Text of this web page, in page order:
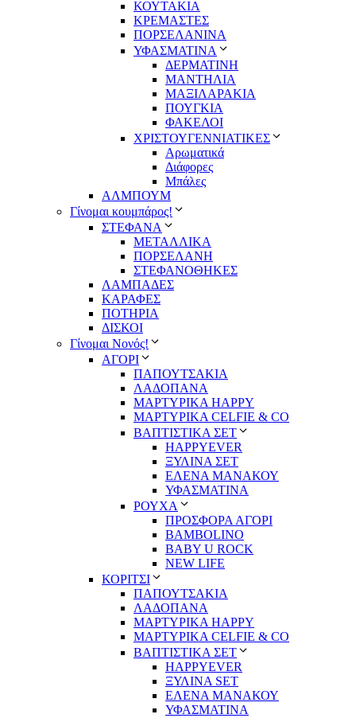
ΚΟΥΤΑΚΙΑ
ΚΡΕΜΑΣΤΕΣ
ΠΟΡΣΕΛΑΝΙΝΑ
ΥΦΑΣΜΑΤΙΝA
ΔΕΡΜΑΤΙΝΗ
ΜΑΝΤΗΛΙΑ
ΜΑΞΙΛΑΡΑΚΙΑ
ΠΟΥΓΚΙΑ
ΦΑΚΕΛΟΙ
ΧΡΙΣΤΟΥΓΕΝΝΙΑΤΙΚΕΣ
Αρωματικά
Διάφορες
Μπάλες
ΑΛΜΠΟΥΜ
Γίνομαι κουμπάρος!
ΣΤΕΦΑΝΑ
ΜΕΤΑΛΛΙΚΑ
ΠΟΡΣΕΛΑΝΗ
ΣΤΕΦΑΝΟΘΗΚΕΣ
ΛΑΜΠΑΔΕΣ
ΚΑΡΑΦΕΣ
ΠΟΤΗΡΙΑ
ΔΙΣΚΟΙ
Γίνομαι Νονός!
ΑΓΟΡΙ
ΠΑΠΟΥΤΣΑΚΙΑ
ΛΑΔΟΠΑΝΑ
ΜΑΡΤΥΡΙΚΑ HAPPY
ΜΑΡΤΥΡΙΚΑ CELFIE & CO
ΒΑΠΤΙΣΤΙΚΑ ΣΕΤ
HAPPYEVER
ΞΥΛΙΝΑ ΣΕΤ
ΕΛΕΝΑ ΜΑΝΑΚΟΥ
ΥΦΑΣΜΑΤΙΝΑ
ΡΟΥΧΑ
ΠΡΟΣΦΟΡΑ ΑΓΟΡΙ
BAMBOLINO
BABY U ROCK
NEW LIFE
ΚΟΡΙΤΣΙ
ΠΑΠΟΥΤΣΑΚΙΑ
ΛΑΔΟΠΑΝΑ
ΜΑΡΤΥΡΙΚΑ HAPPY
ΜΑΡΤΥΡΙΚΑ CELFIE & CO
ΒΑΠΤΙΣΤΙΚΑ ΣΕΤ
HAPPYEVER
ΞΥΛΙΝΑ SET
ΕΛΕΝΑ ΜΑΝΑΚΟΥ
ΥΦΑΣΜΑΤΙΝΑ